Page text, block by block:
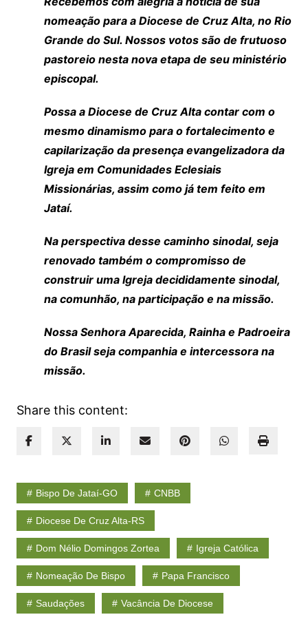
nomeação para a Diocese de Cruz Alta, no Rio
Grande do Sul. Nossos votos são de frutuoso
pastoreio nesta nova etapa de seu ministério
episcopal.
Possa a Diocese de Cruz Alta contar com o
mesmo dinamismo para o fortalecimento e
capilarização da presença evangelizadora da
Igreja em Comunidades Eclesiais
Missionárias, assim como já tem feito em
Jataí.
Na perspectiva desse caminho sinodal, seja
renovado também o compromisso de
construir uma Igreja decididamente sinodal,
na comunhão, na participação e na missão.
Nossa Senhora Aparecida, Rainha e Padroeira
do Brasil seja companhia e intercessora na
missão.
Share this content:
Bispo De Jataí-GO CNBB
Diocese De Cruz Alta-RS
Dom Nélio Domingos Zortea Igreja Católica
Nomeação De Bispo Papa Francisco
Saudações Vacância De Diocese